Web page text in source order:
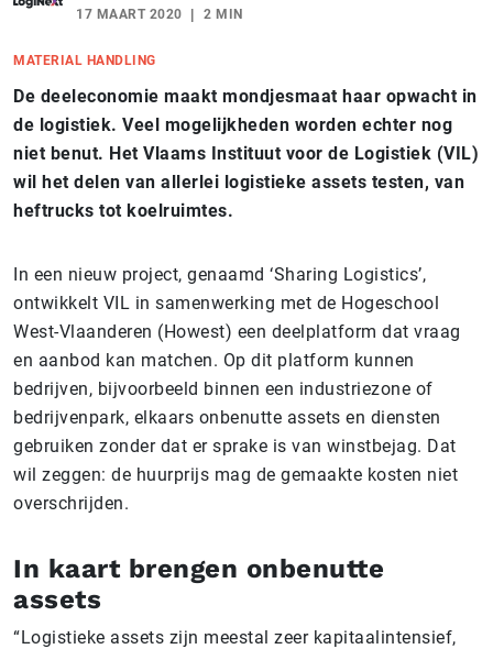
17 MAART 2020 2 MIN
MATERIAL HANDLING
De deeleconomie maakt mondjesmaat haar opwacht in
de logistiek. Veel mogelijkheden worden echter nog
niet benut. Het Vlaams Instituut voor de Logistiek (VIL)
wil het delen van allerlei logistieke assets testen, van
heftrucks tot koelruimtes.
In een nieuw project, genaamd ‘Sharing Logistics’,
ontwikkelt VIL in samenwerking met de Hogeschool
West-Vlaanderen (Howest) een deelplatform dat vraag
en aanbod kan matchen. Op dit platform kunnen
bedrijven, bijvoorbeeld binnen een industriezone of
bedrijvenpark, elkaars onbenutte assets en diensten
gebruiken zonder dat er sprake is van winstbejag. Dat
wil zeggen: de huurprijs mag de gemaakte kosten niet
overschrijden.
In kaart brengen onbenutte
assets
“Logistieke assets zijn meestal zeer kapitaalintensief,